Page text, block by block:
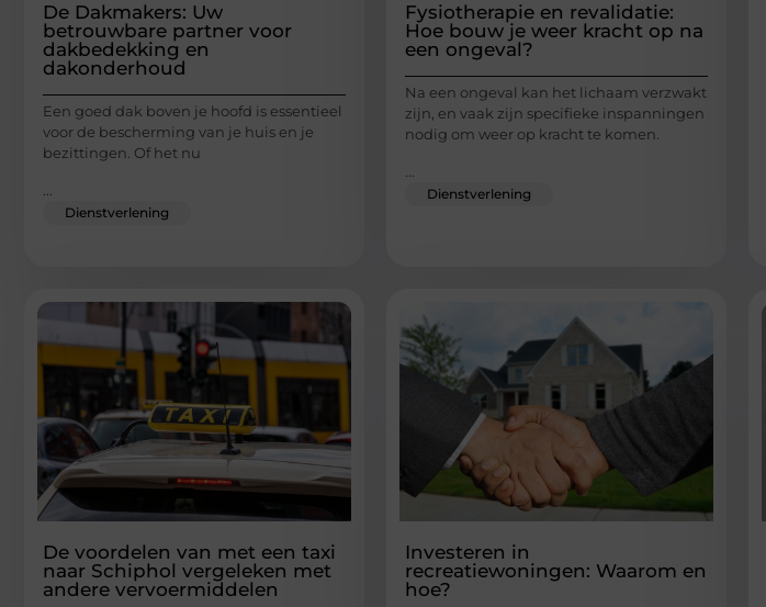
De Dakmakers: Uw
betrouwbare partner voor
dakbedekking en
dakonderhoud
Een goed dak boven je hoofd is essentieel
voor de bescherming van je huis en je
bezittingen. Of het nu
Dienstverlening
Fysiotherapie en revalidatie:
Hoe bouw je weer kracht op na
een ongeval?
Na een ongeval kan het lichaam verzwakt
zijn, en vaak zijn specifieke inspanningen
nodig om weer op kracht te komen.
Dienstverlening
De voordelen van met een taxi
naar Schiphol vergeleken met
andere vervoermiddelen
Investeren in
recreatiewoningen: Waarom en
hoe?